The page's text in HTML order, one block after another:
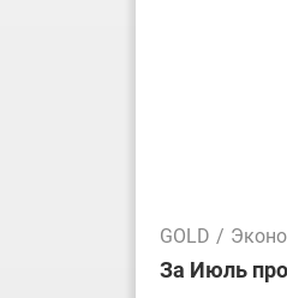
GOLD /
За Июль